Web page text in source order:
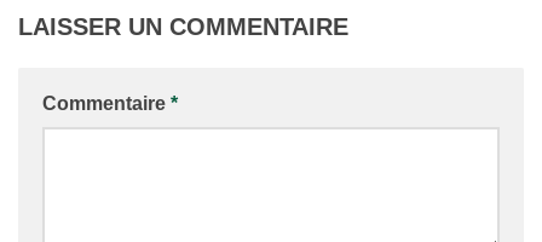
LAISSER UN COMMENTAIRE
Commentaire *